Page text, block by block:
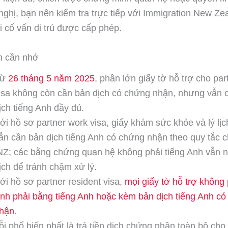
bạn nên kiểm tra trực tiếp với Immigration New
cố vấn di trú được cấp phép.
cần nhớ
26 tháng 5 năm 2025, phần lớn giấy tờ hỗ trợ cho
không còn cần bản dịch có chứng nhận, nhưng vẫn
tiếng Anh đầy đủ.
hồ sơ partner work visa, giấy khám sức khỏe và lý
cần bản dịch tiếng Anh có chứng nhận theo quy tắc
các bằng chứng quan hệ không phải tiếng Anh vẫn
để tránh chậm xử lý.
hồ sơ partner resident visa, mọi giấy tờ hỗ trợ không
phải bằng tiếng Anh hoặc kèm bản dịch tiếng Anh
.